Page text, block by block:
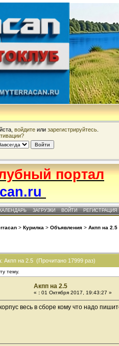
войдите или зарегистрируйтесь
портал
КАЛЕНДАРЬ ЗАГРУЗКИ ВОЙТИ РЕГИСТРАЦИЯ
> Курилка > Объявления > Акпп на 2.5
Акпп на 2.5 (Прочитано 17999 раз)
тему.
Акпп на 2.5
« : 01 Октября 2017, 19:43:27 »
весь в сборе кому что надо